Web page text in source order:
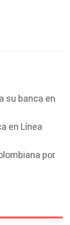
su banca en
en Línea
por